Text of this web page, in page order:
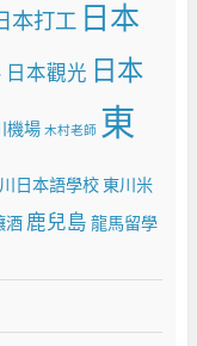
本打工 日本
日本觀光 日本
機場 木村老師 東
日本語學校 東川米
酒 鹿兒島 龍馬留學